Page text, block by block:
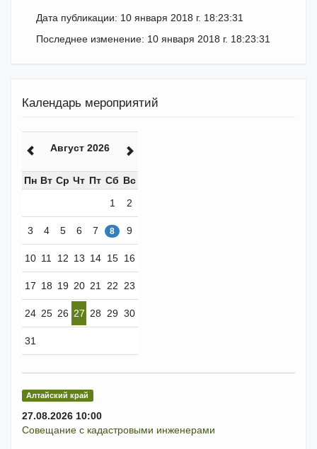
Дата публикации: 10 января 2018 г. 18:23:31
Последнее изменение: 10 января 2018 г. 18:23:31
Календарь мероприятий
Август 2026
Пн Вт Ср Чт Пт Сб Вс
1
2
3 4 5 6 7 8 9
10 11 12 13 14 15 16
17 18 19 20 21 22 23
24 25 26 27 28 29 30
31
Алтайский край
27.08.2026 10:00
Совещание с кадастровыми инженерами